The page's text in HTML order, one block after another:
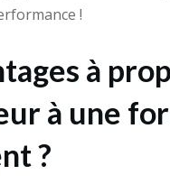
!
à
à une
?